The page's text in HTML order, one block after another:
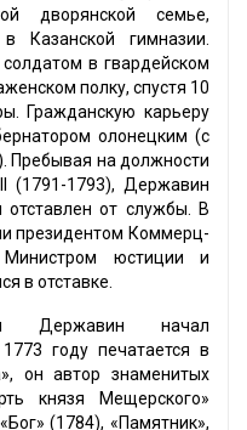
дворянской семье,
Казанской гимназии.
в гвардейском
полку, спустя 10
Гражданскую карьеру
олонецким (с
Пребывая на должности
(1791-1793), Державин
от службы. В
президентом Коммерц-
Министром юстиции и
в отставке.
Державин начал
году печатается в
он автор знаменитых
князя Мещерского»
(1784), «Памятник»,